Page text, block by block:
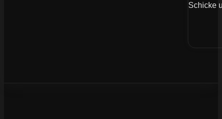
Schicke